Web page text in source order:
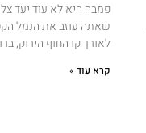
פמבה היא לא עוד יעד
שאתה עוזב את הנמל
לאורך קו החוף הירוק,
קרא עוד »